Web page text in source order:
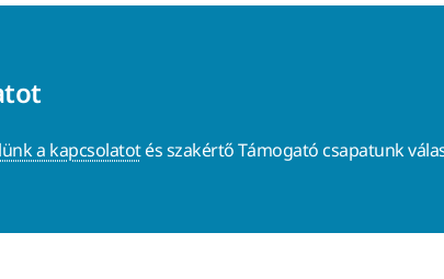
a kapcsolatotés szakértő Támogató csapatunk